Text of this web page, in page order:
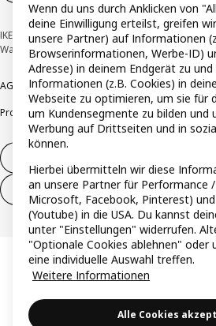
IKEA Deutschland GmbH & Co. KG - Am
Wallau © Inter IKEA Systems B.V. 1999-2026
AGB BarrierefreiheitCookie-Richtlinie
ProduktrückrufeResponsible Disclosure
Vertrag widerrufen (Services &
Wenn du uns durch Anklicken von
deine Einwilligung erteilst, greifen
unsere Partner) auf Informationen
Browserinformationen, Werbe-ID)
Adresse) in deinem Endgerät zu und
Informationen (z.B. Cookies) in
Webseite zu optimieren, um sie für
um Kundensegmente zu bilden und
Werbung auf Drittseiten und in
können.
Hierbei übermitteln wir diese
an unsere Partner für Performance
Microsoft, Facebook, Pinterest)
(Youtube) in die USA. Du kannst
unter "Einstellungen" widerrufen.
"Optionale Cookies ablehnen" oder
eine individuelle Auswahl treffen.
Weitere Informationen
Alle Cookies